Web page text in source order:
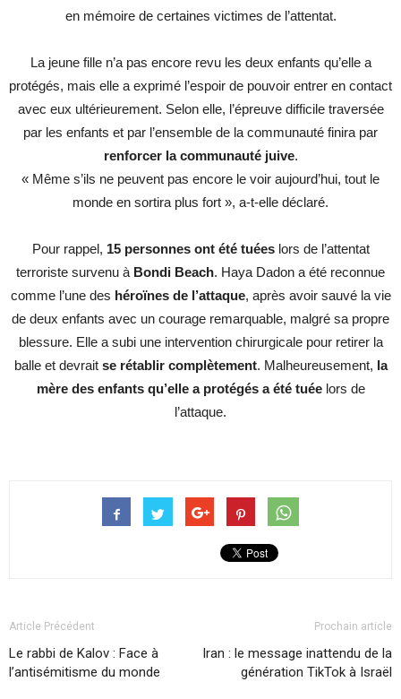
en mémoire de certaines victimes de l’attentat.
La jeune fille n’a pas encore revu les deux enfants qu’elle a
protégés, mais elle a exprimé l’espoir de pouvoir entrer en contact
avec eux ultérieurement. Selon elle, l’épreuve difficile traversée
par les enfants et par l’ensemble de la communauté finira par
renforcer la communauté juive.
« Même s’ils ne peuvent pas encore le voir aujourd’hui, tout le
monde en sortira plus fort », a-t-elle déclaré.
Pour rappel, 15 personnes ont été tuéeslors de l’attentat
terroriste survenu à Bondi Beach. Haya Dadon a été reconnue
comme l’une des héroïnes de l’attaque, après avoir sauvé la vie
de deux enfants avec un courage remarquable, malgré sa propre
blessure. Elle a subi une intervention chirurgicale pour retirer la
balle et devrait se rétablir complètement. Malheureusement, la
mère des enfants qu’elle a protégés a été tuéelors de
l’attaque.
Article Précédent
Le rabbi de Kalov : Face à
l’antisémitisme du monde
Prochain article
Iran : le message inattendu de la
génération TikTok à Israël